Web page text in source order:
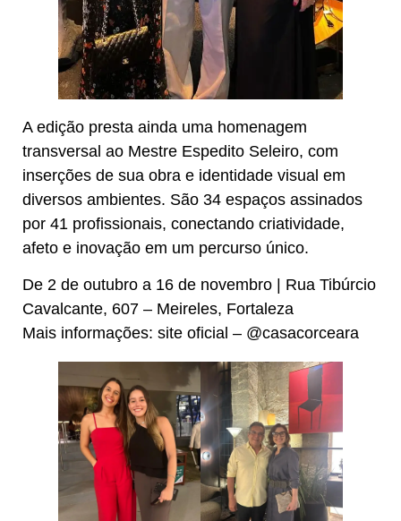
A edição presta ainda uma homenagem
transversal ao Mestre Espedito Seleiro, com
inserções de sua obra e identidade visual em
diversos ambientes. São 34 espaços assinados
por 41 profissionais, conectando criatividade,
afeto e inovação em um percurso único.
De 2 de outubro a 16 de novembro | Rua Tibúrcio
Cavalcante, 607 – Meireles, Fortaleza
Mais informações: site oficial – @casacorceara